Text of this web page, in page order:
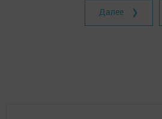
Далее ❯